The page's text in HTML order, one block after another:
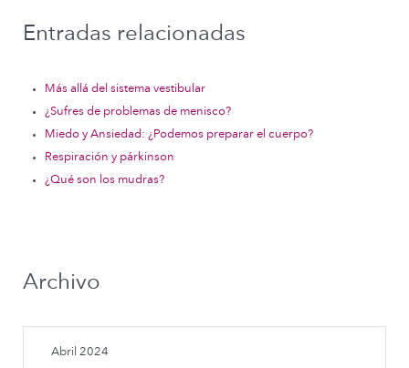
Entradas relacionadas
Más allá del sistema vestibular
¿Sufres de problemas de menisco?
Miedo y Ansiedad: ¿Podemos preparar el cuerpo?
Respiración y párkinson
¿Qué son los mudras?
Archivo
Abril 2024